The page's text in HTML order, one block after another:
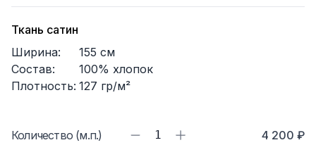
Ткань сатин
Ширина:
155 см
Состав:
100% хлопок
Плотность: 127 гр/м²
Количество (м.п.) 1 4 200 ₽